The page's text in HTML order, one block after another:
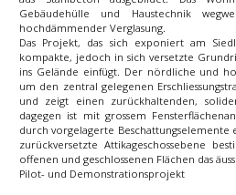
Gebäudehülle und Haustechnik
hochdämmender Verglasung.
Das Projekt, das sich exponiert am
kompakte, jedoch in sich versetzte
ins Gelände einfügt. Der nördliche und
um den zentral gelegenen
und zeigt einen zurückhaltenden,
dagegen ist mit grossem
durch vorgelagerte Beschattungselemente
zurückversetzte Attikageschossebene
offenen und geschlossenen Flächen das
Pilot- und Demonstrationsprojekt